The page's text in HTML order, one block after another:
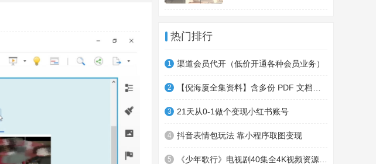
热门排行
1 渠道会员代开（低价开通各种会员业务）
2
3 21天从0-1做个变现小红书账号
4 抖音表情包玩法 靠小程序取图变现
5